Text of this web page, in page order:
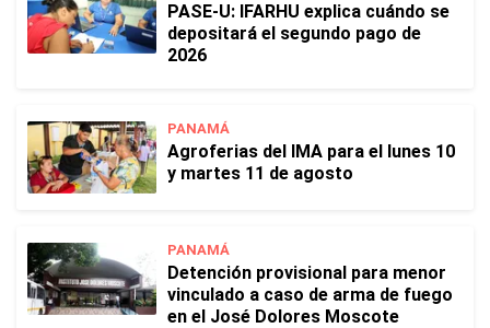
PASE-U: IFARHU explica cuándo se
depositará el segundo pago de
2026
PANAMÁ
Agroferias del IMA para el lunes 10
y martes 11 de agosto
PANAMÁ
Detención provisional para menor
vinculado a caso de arma de fuego
en el José Dolores Moscote